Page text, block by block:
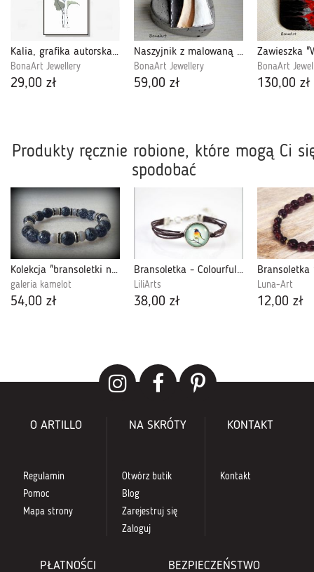
Kalia, grafika autorska, minimalistyczna,
BonaArt Jewellery
29,00 zł
Naszyjnik z malowaną zawieszką "3 kolory"
BonaArt Jewellery
59,00 zł
BonaArt
130,00 zł
Produkty ręcznie robione, które mogą Ci
spodobać
Kolekcja "bransoletki na bogato" - Nr 301
galeria kamelot
54,00 zł
Bransoletka - Colourful Bird - brązowa
LiliArts
38,00 zł
Luna-Art
12,00 zł
O ARTILLO
Regulamin
Pomoc
Mapa strony
NA SKRÓTY
Otwórz butik
Blog
Zarejestruj się
Zaloguj
KONTAKT
Kontakt
PŁATNOŚCI BEZPIECZEŃSTWO